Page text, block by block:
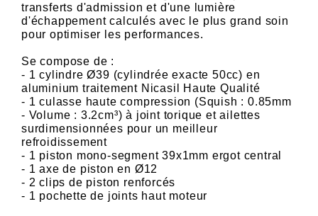
ARTEIN
ARTEK
ATHENA
AUVRAY
transferts d'admission et d'une lumière
d'échappement calculés avec le plus grand soin
pour optimiser les performances.
Se compose de :
- 1 cylindre Ø39 (cylindrée exacte 50cc) en
aluminium traitement Nicasil Haute Qualité
- 1 culasse haute compression (Squish : 0.85mm
- Volume : 3.2cm³) à joint torique et ailettes
surdimensionnées pour un meilleur
refroidissement
- 1 piston mono-segment 39x1mm ergot central
- 1 axe de piston en Ø12
- 2 clips de piston renforcés
- 1 pochette de joints haut moteur